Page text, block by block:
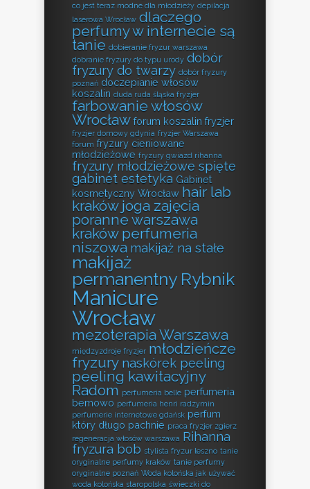
co jest teraz modne dla młodzieży depilacja
laserowa Wrocław dlaczego
perfumy w internecie są
tanie dobieranie fryzur warszawa
dobranie fryzury do typu urody dobór
fryzury do twarzy dobór fryzury
poznań doczepianie włosów
koszalin duda ruda śląska fryzjer
farbowanie włosów
Wrocław forum koszalin fryzjer
fryzjer domowy gdynia fryzjer Warszawa
forum fryzury cieniowane
młodzieżowe fryzury gwiazd rihanna
fryzury młodzieżowe spięte
gabinet estetyka Gabinet
kosmetyczny Wrocław hair lab
kraków joga zajęcia
poranne warszawa
kraków perfumeria
niszowa makijaż na stałe
makijaż
permanentny Rybnik
Manicure
Wrocław
mezoterapia Warszawa
międzyzdroje fryzjer młodzieńcze
fryzury naskórek peeling
peeling kawitacyjny
Radom perfumeria belle perfumeria
bemowo perfumeria henri radzymin
perfumerie internetowe gdańsk perfum
który długo pachnie praca fryzjer zgierz
regeneracja włosów warszawa Rihanna
fryzura bob stylista fryzur leszno tanie
oryginalne perfumy kraków tanie perfumy
oryginalne poznań Woda kolońska jak używać
woda kolońska staropolska świeczki do